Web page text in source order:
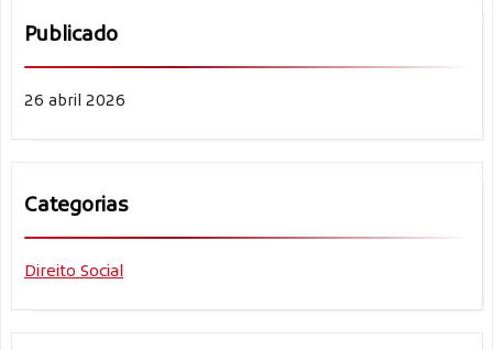
Publicado
26 abril 2026
Categorias
Direito Social